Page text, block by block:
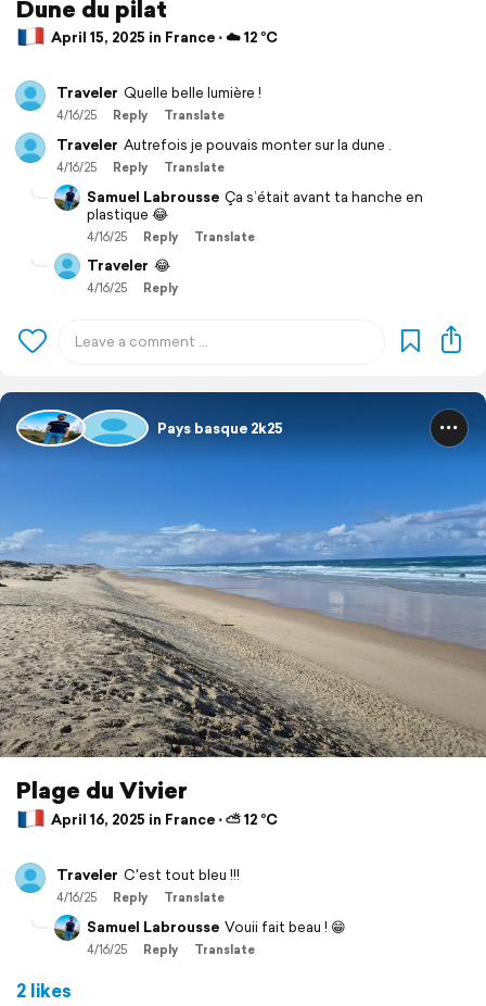
Dune du pilat
April 15, 2025 in France ⋅ ☁️ 12 °C
Traveler Quelle belle lumière !
4/16/25 Reply Translate
Traveler Autrefois je pouvais monter sur la dune .
4/16/25 Reply Translate
Samuel Labrousse Ça s’était avant ta hanche en
plastique 😂
4/16/25 Reply Translate
Traveler 😂
4/16/25 Reply
Pays basque 2k25
Plage du Vivier
April 16, 2025 in France ⋅ ⛅ 12 °C
Traveler C'est tout bleu !!!
4/16/25 Reply Translate
Samuel Labrousse Vouii fait beau ! 😁
4/16/25 Reply Translate
2 likes